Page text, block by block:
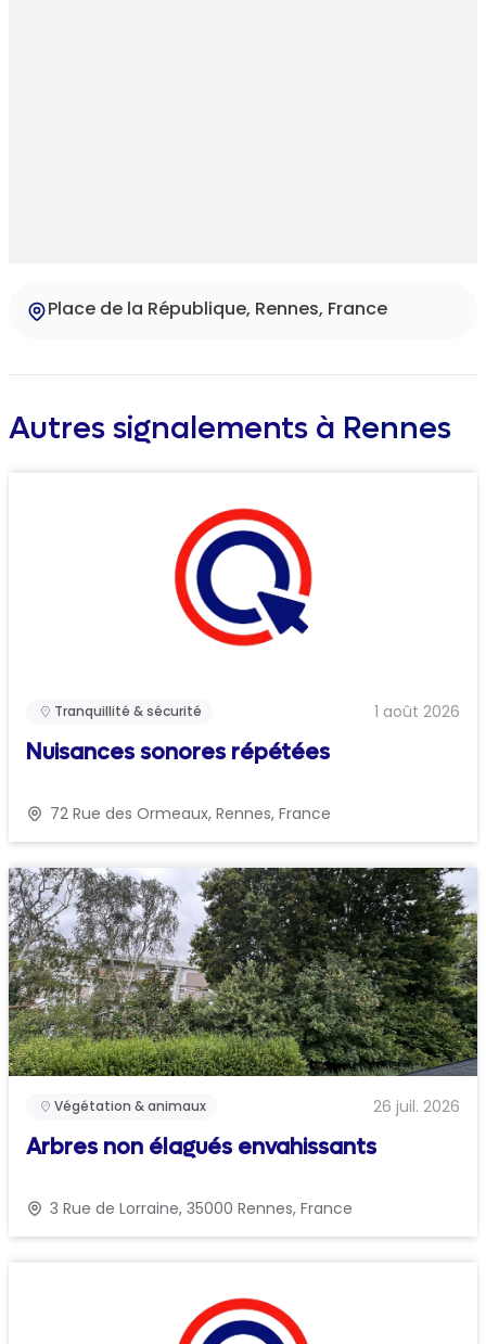
Place de la République, Rennes, France
Autres signalements à Rennes
Tranquillité & sécurité 1 août 2026
Nuisances sonores répétées
72 Rue des Ormeaux, Rennes, France
Végétation & animaux 26 juil. 2026
Arbres non élagués envahissants
3 Rue de Lorraine, 35000 Rennes, France